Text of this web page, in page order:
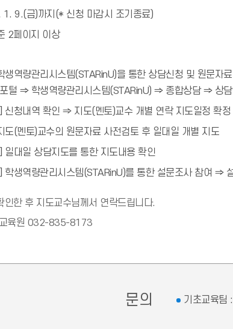
9.(금)까지(* 신청 마감시 조기종료)
2페이지 이상
생역량관리시스템(STARinU)을 통한 상담신청 및 원문자
털 ⇒ 학생역량관리시스템(STARinU) ⇒ 종합상담 ⇒ 상
] 신청내역 확인 ⇒ 지도(멘토)교수 개별 연락 지도일정 확정
도(멘토)교수의 원문자료 사전검토 후 일대일 개별 지도
일대일 상담지도를 통한 지도내용 확인
학생역량관리시스템(STARinU)를 통한 설문조사 참여 ⇒
인한 후 지도교수님께서 연락드립니다.
육원 032-835-8173
문의 기초교육팀 :